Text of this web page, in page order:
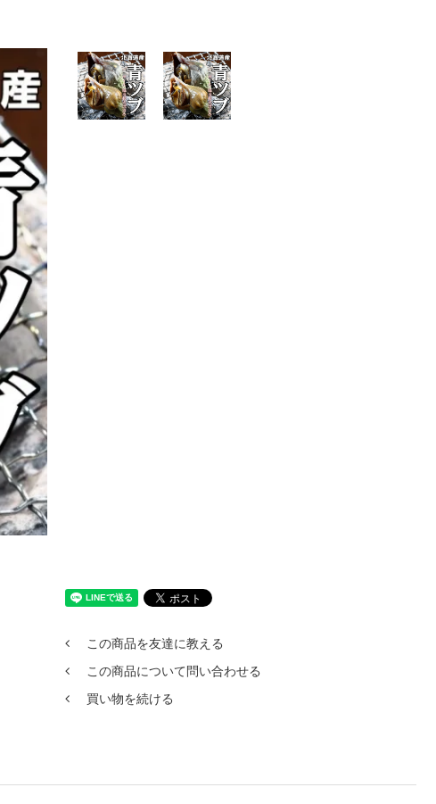
この商品を友達に教える
この商品について問い合わせる
買い物を続ける